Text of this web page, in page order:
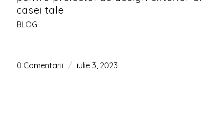
casei tale
BLOG
0 Comentarii / iulie 3, 2023